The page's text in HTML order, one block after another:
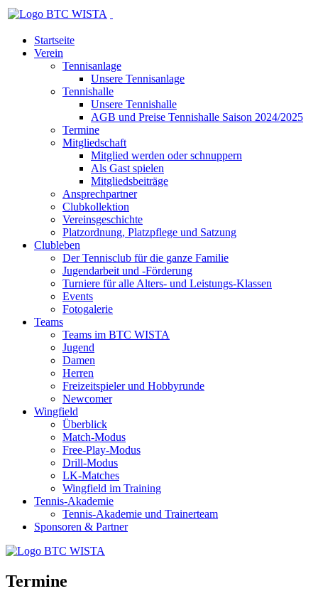
Startseite
Verein
Tennisanlage
Unsere Tennisanlage
Tennishalle
Unsere Tennishalle
AGB und Preise Tennishalle Saison 2024/2025
Termine
Mitgliedschaft
Mitglied werden oder schnuppern
Als Gast spielen
Mitgliedsbeiträge
Ansprechpartner
Clubkollektion
Vereinsgeschichte
Platzordnung, Platzpflege und Satzung
Clubleben
Der Tennisclub für die ganze Familie
Jugendarbeit und -Förderung
Turniere für alle Alters- und Leistungs-Klassen
Events
Fotogalerie
Teams
Teams im BTC WISTA
Jugend
Damen
Herren
Freizeitspieler und Hobbyrunde
Newcomer
Wingfield
Überblick
Match-Modus
Free-Play-Modus
Drill-Modus
LK-Matches
Wingfield im Training
Tennis-Akademie
Tennis-Akademie und Trainerteam
Sponsoren & Partner
Termine